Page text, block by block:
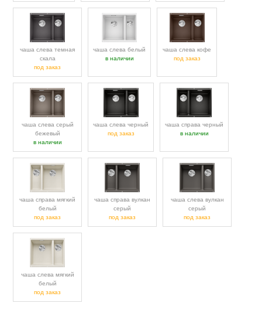
чаша слева темная
скала
под заказ
чаша слева белый
в наличии
чаша слева кофе
под заказ
чаша слева серый
бежевый
в наличии
чаша слева черный
под заказ
чаша справа черный
в наличии
чаша справа мягкий
белый
под заказ
чаша справа вулкан
серый
под заказ
чаша слева вулкан
серый
под заказ
чаша слева мягкий
белый
под заказ